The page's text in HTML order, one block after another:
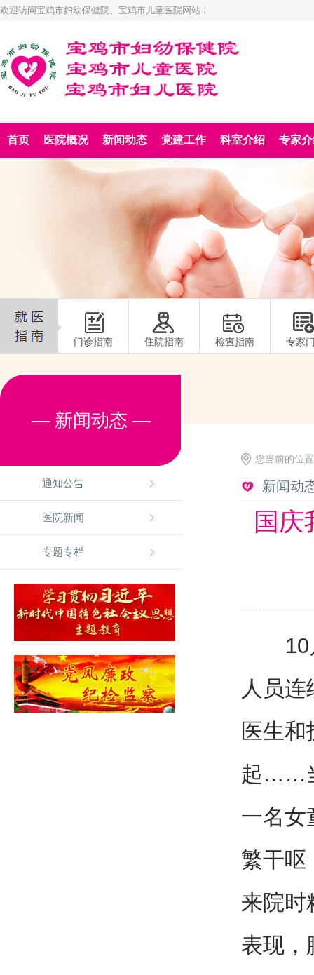
欢迎访问宝鸡市妇幼保健院、宝鸡市儿童医院网站！
首页 医院概况 新闻动态 党建工作 科室介绍 专家
门诊指南 住院指南 检查指南 专家
— 新闻动态 —
通知公告
医院新闻
专题专栏
您当前的位
了！
新闻动
国
10月
人员
医生
起……
一名女
繁干呕
来院时
表现，